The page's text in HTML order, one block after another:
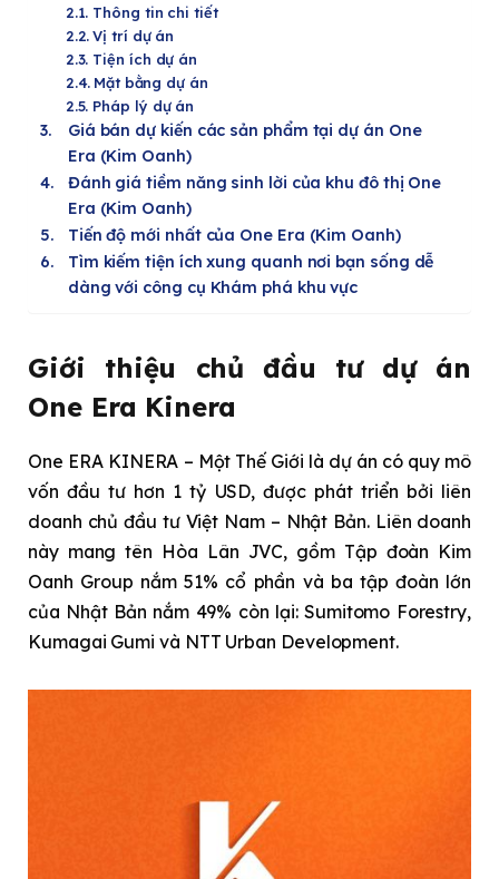
Thông tin chi tiết
Vị trí dự án
Tiện ích dự án
Mặt bằng dự án
Pháp lý dự án
Giá bán dự kiến các sản phẩm tại dự án One
Era (Kim Oanh)
Đánh giá tiềm năng sinh lời của khu đô thị One
Era (Kim Oanh)
Tiến độ mới nhất của One Era (Kim Oanh)
Tìm kiếm tiện ích xung quanh nơi bạn sống dễ
dàng với công cụ Khám phá khu vực
Giới thiệu chủ đầu tư dự án
One Era Kinera
One ERA KINERA – Một Thế Giới là dự án có quy mô
vốn đầu tư hơn 1 tỷ USD, được phát triển bởi liên
doanh chủ đầu tư Việt Nam – Nhật Bản. Liên doanh
này mang tên Hòa Lân JVC, gồm Tập đoàn Kim
Oanh Group nắm 51% cổ phần và ba tập đoàn lớn
của Nhật Bản nắm 49% còn lại: Sumitomo Forestry,
Kumagai Gumi và NTT Urban Development.